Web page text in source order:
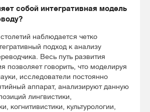
собой интегративная модель
наблюдается четко
подход к анализу
Весь путь развития
позволяет говорить, что моделируя
исследователи постоянно
аппарат, анализируют данную
лингвистики,
когнитивистики, культурологии,